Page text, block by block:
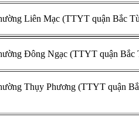
Liên Mạc (TTYT quận Bắc
Đông Ngạc (TTYT quận Bắc
Thụy Phương (TTYT quận